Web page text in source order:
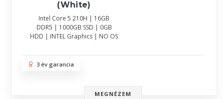
(White)
Intel Core 5 210H | 16GB
DDR5 | 1000GB SSD | 0GB
HDD | INTEL Graphics | NO OS
3 év garancia
MEGNÉZEM